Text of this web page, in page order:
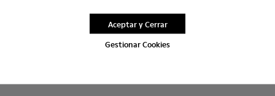
Gestionar Cookies
Aceptar y Cerrar